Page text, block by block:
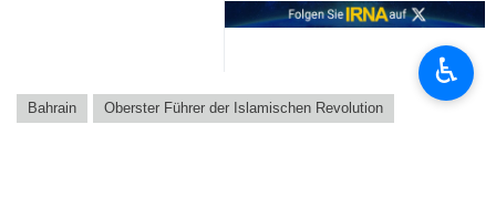
Bahrain Oberster Führer der Islamischen Revolution
♿︎